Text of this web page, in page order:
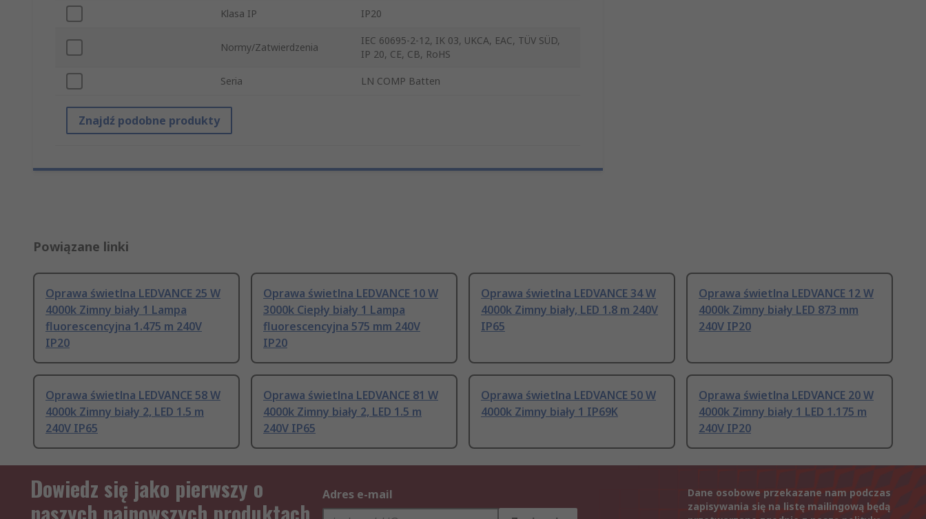
Klasa IP IP20
Normy/Zatwierdzenia
IEC 60695-2-12, IK 03, UKCA, EAC, TÜV SÜD,
IP 20, CE, CB, RoHS
Seria LN COMP Batten
Znajdź podobne produkty
Powiązane linki
Oprawa świetlna LEDVANCE 25 W
4000k Zimny biały 1 Lampa
fluorescencyjna 1.475 m 240V
IP20
Oprawa świetlna LEDVANCE 10 W
3000k Ciepły biały 1 Lampa
fluorescencyjna 575 mm 240V
IP20
Oprawa świetlna LEDVANCE 34 W
4000k Zimny biały, LED 1.8 m 240V
IP65
Oprawa świetlna LEDVANCE 12 W
4000k Zimny biały LED 873 mm
240V IP20
Oprawa świetlna LEDVANCE 58 W
4000k Zimny biały 2, LED 1.5 m
240V IP65
Oprawa świetlna LEDVANCE 81 W
4000k Zimny biały 2, LED 1.5 m
240V IP65
Oprawa świetlna LEDVANCE 50 W
4000k Zimny biały 1 IP69K
Oprawa świetlna LEDVANCE 20 W
4000k Zimny biały 1 LED 1.175 m
240V IP20
Dowiedz się jako pierwszy o
Adres e-mail
Dane osobowe przekazane nam podczas
zapisywania się na listę mailingową będą